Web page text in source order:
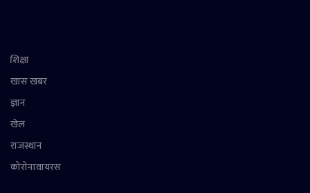
शिक्षा
खास खबर
ज्ञान
खेल
राजस्थान
कोरोनावायरस